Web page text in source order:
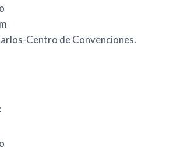
Centro de Convenciones.